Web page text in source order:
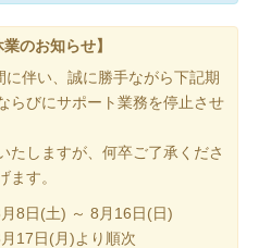
業のお知らせ】
伴い、誠に勝手ながら下記期
らびにサポート業務を停止させ
たしますが、何卒ご了承くださ
ます。
8日(土) ～ 8月16日(日)
17日(月)より順次